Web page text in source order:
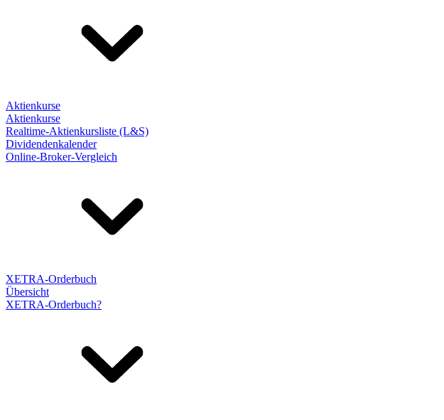
Aktienkurse
Aktienkurse
Realtime-Aktienkursliste (L&S)
Dividendenkalender
Online-Broker-Vergleich
XETRA-Orderbuch
Übersicht
XETRA-Orderbuch?